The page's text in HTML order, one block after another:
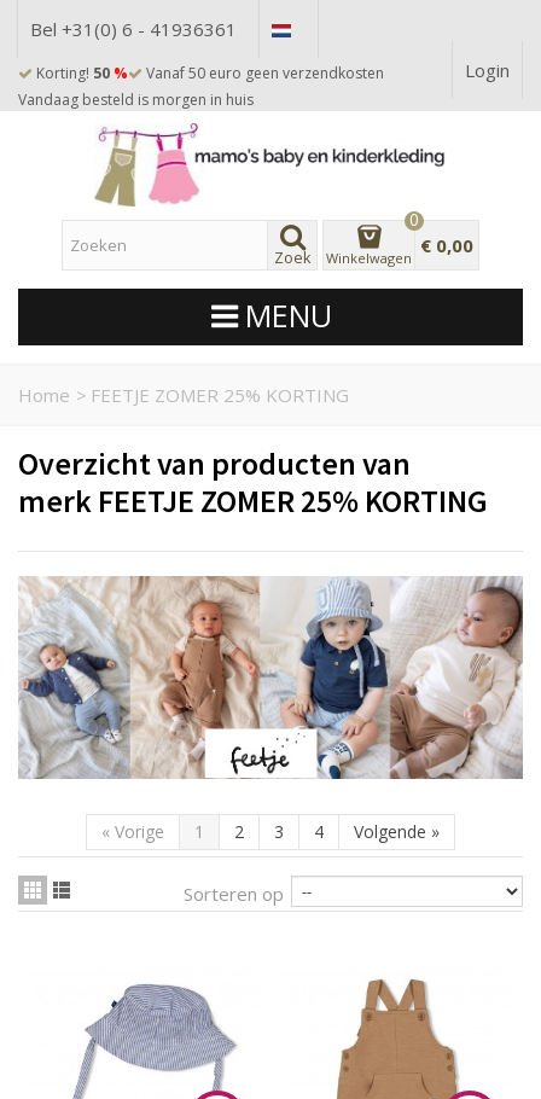
Bel +31(0) 6 - 41936361
Korting! 50 %
Vanaf 50 euro geen verzendkosten
Vandaag besteld is morgen in huis
Login
Zoek Winkelwagen
0
€ 0,00
MENU
Home > FEETJE ZOMER 25% KORTING
Overzicht van producten van
merk FEETJE ZOMER 25% KORTING
« Vorige 1 2 3 4 Volgende »
Sorteren op